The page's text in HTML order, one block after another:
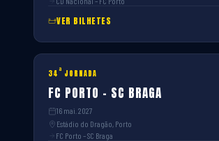
VER BILHETES
34 ª JORNADA
FC PORTO – SC BRAGA
16 mai. 2027
Estádio do Dragão, Porto
FC Porto – SC Braga